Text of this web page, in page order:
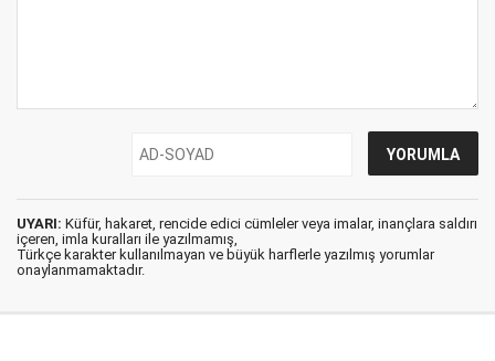
UYARI: Küfür, hakaret, rencide edici cümleler veya imalar, inançlara saldırı
içeren, imla kuralları ile yazılmamış,
Türkçe karakter kullanılmayan ve büyük harflerle yazılmış yorumlar
onaylanmamaktadır.